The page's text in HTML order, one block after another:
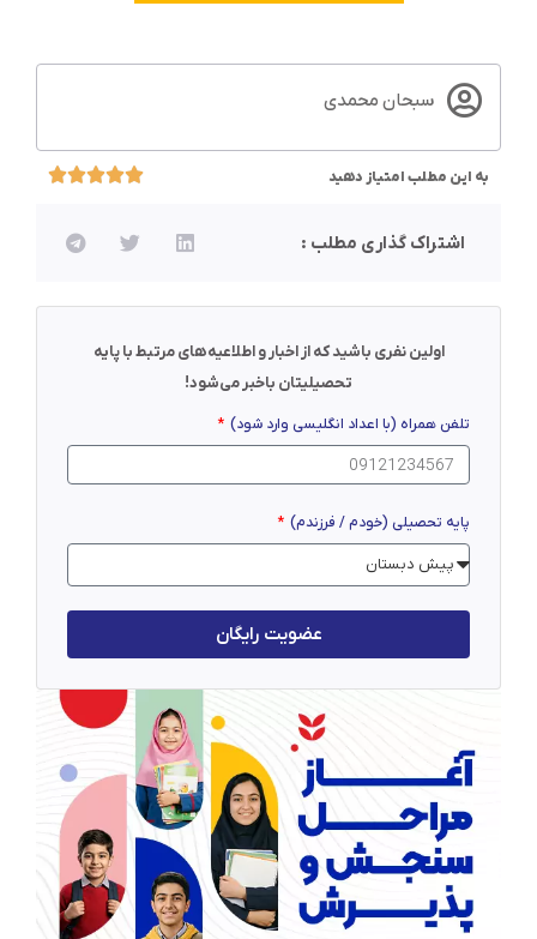
سبحان محمدی
به این مطلب امتیاز دهید
اشتراک گذاری مطلب :
اولین نفری باشید که از اخبار و اطلاعیه‌های مرتبط با پایه
تحصیلیتان باخبر می‌شود!
تلفن همراه (با اعداد انگلیسی وارد شود)
پایه تحصیلی (خودم / فرزندم)
عضویت رایگان